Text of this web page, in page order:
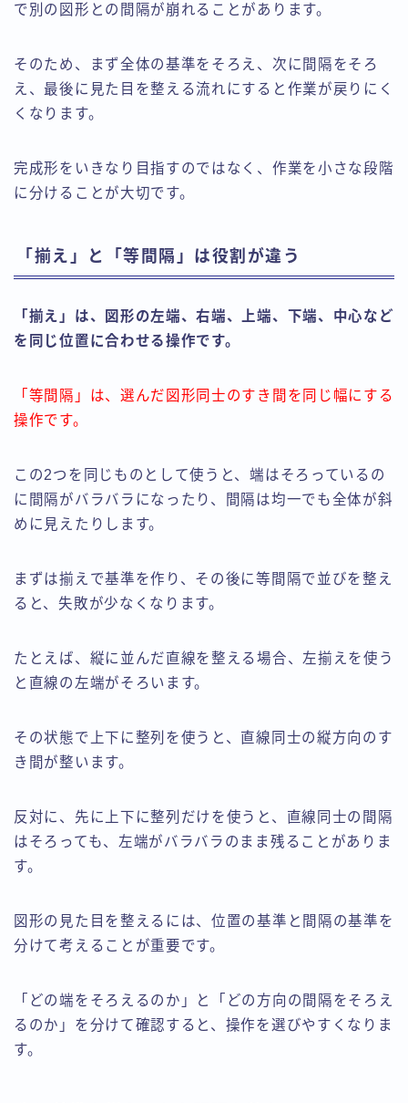
で別の図形との間隔が崩れることがあります。
そのため、まず全体の基準をそろえ、次に間隔をそろ
え、最後に見た目を整える流れにすると作業が戻りにく
くなります。
完成形をいきなり目指すのではなく、作業を小さな段階
に分けることが大切です。
「揃え」と「等間隔」は役割が違う
「揃え」は、図形の左端、右端、上端、下端、中心など
を同じ位置に合わせる操作です。
「等間隔」は、選んだ図形同士のすき間を同じ幅にする
操作です。
この2つを同じものとして使うと、端はそろっているの
に間隔がバラバラになったり、間隔は均一でも全体が斜
めに見えたりします。
まずは揃えで基準を作り、その後に等間隔で並びを整え
ると、失敗が少なくなります。
たとえば、縦に並んだ直線を整える場合、左揃えを使う
と直線の左端がそろいます。
その状態で上下に整列を使うと、直線同士の縦方向のす
き間が整います。
反対に、先に上下に整列だけを使うと、直線同士の間隔
はそろっても、左端がバラバラのまま残ることがありま
す。
図形の見た目を整えるには、位置の基準と間隔の基準を
分けて考えることが重要です。
「どの端をそろえるのか」と「どの方向の間隔をそろえ
るのか」を分けて確認すると、操作を選びやすくなりま
す。